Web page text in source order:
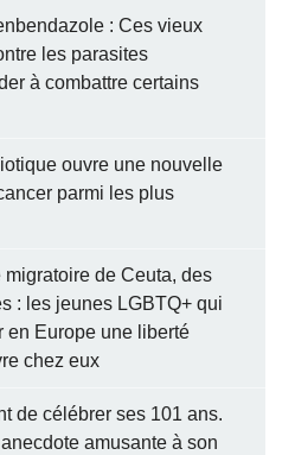
: Ces vieux
les parasites
à combattre certains
ouvre une nouvelle
parmi les plus
migratoire de Ceuta, des
: les jeunes LGBTQ+ qui
en Europe une liberté
chez eux
de célébrer ses 101 ans.
amusante à son